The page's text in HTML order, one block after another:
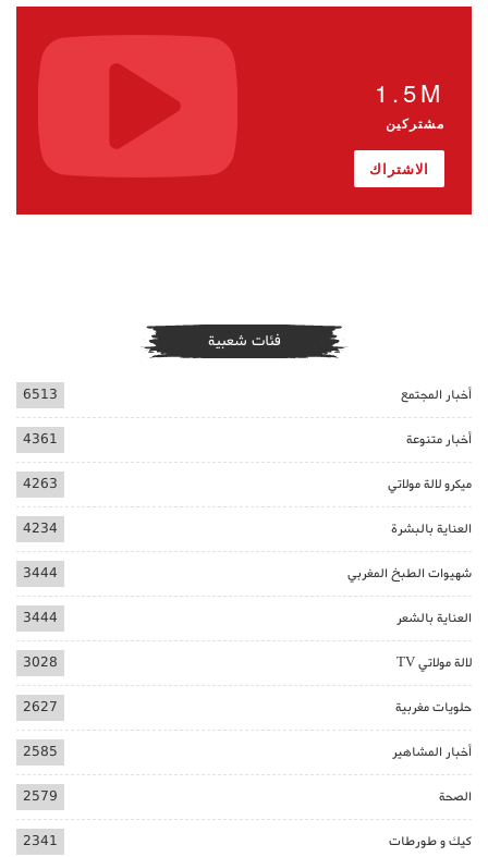
1.5M
مشتركين
الاشتراك
فئات شعبية
أخبار المجتمع 6513
أخبار متنوعة 4361
ميكرو لالة مولاتي 4263
العناية بالبشرة 4234
شهيوات الطبخ المغربي 3444
العناية بالشعر 3444
لالة مولاتي TV 3028
حلويات مغربية 2627
أخبار المشاهير 2585
الصحة 2579
كيك و طورطات 2341